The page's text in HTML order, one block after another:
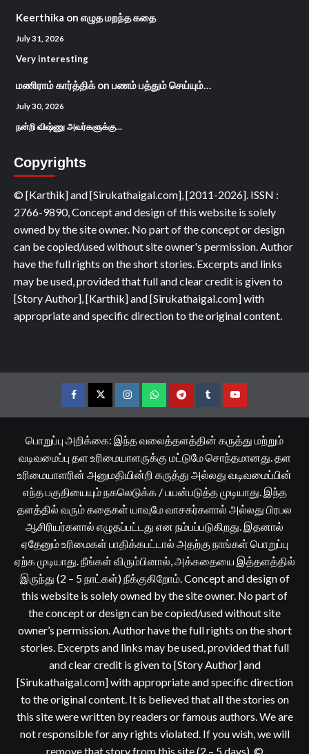
Keerthika on எழுத மறந்த கதை
July 31, 2026
Very interesting
மணிராம் கார்த்திக்on பணம் பத்தும் செய்யும்…
July 30, 2026
நன்றி விஷ்ணு அவர்களுக்கு...
Copyrights
© [Karthik] and [Sirukathaigal.com], [2011-2026]. ISSN :
2766-9890, Concept and design of this website is solely
owned by the site owner. No part of the concept or design
can be copied/used without site owner's permission. Author
have the full rights on the short stories. Excerpts and links
may be used, provided that full and clear credit is given to
[Story Author], [Karthik] and [Sirukathaigal.com] with
appropriate and specific direction to the original content.
FacebookTwitterInstagramWhatsappTelegramTumblrYouTube
பொறுப்பு அறிக்கை: இந்த வலைத்தளத்தின் கருத்து மற்றும்
வடிவமைப்பு தள உரிமையாளருக்கு மட்டுமே சொந்தமானது. தள
உரிமையாளரின் அனுமதியின்றி கருத்து அல்லது வடிவமைப்பின்
எந்த பகுதியையும் நகலெடுக்க / பயன்படுத்த முடியாது. இந்த
தளத்தில் வரும் கதைகள் யாவுமே வாசகர்களால் அல்லது பிரபல
ஆசிரியர்களால் எழுதப்பட்டது என நம்பப்படுகிறது. இதனால்
ஏதேனும் உரிமைகள் பாதிக்கபட்டால் அதற்கு நாங்கள் பொறுப்பு
ஏற்க முடியாது. நீங்கள் விரும்பினால், அக்கதையை இத்தளத்தில்
இருந்து (2 – 5 நாட்கள்) நீக்குகிறோம். Concept and design of
this website is solely owned by the site owner. No part of
the concept or design can be copied/used without site
owner’s permission. Author have the full rights on the short
stories. Excerpts and links may be used, provided that full
and clear credit is given to [Story Author] and
[Sirukathaigal.com] with appropriate and specific direction
to the original content. It is believed that all the stories on
this site were written by readers or famous authors. We are
not responsible for any rights violated. If you wish, we will
remove that story from this site (2 – 5 days). ©